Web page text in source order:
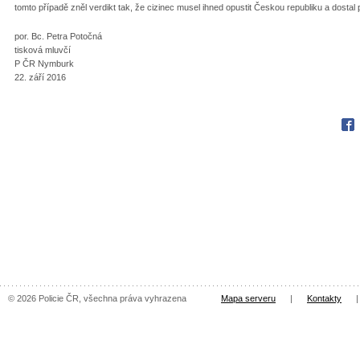
tomto případě zněl verdikt tak, že cizinec musel ihned opustit Českou republiku a
por. Bc. Petra Potočná
tisková mluvčí
P ČR Nymburk
22. září 2016
© 2026 Policie ČR, všechna práva vyhrazena Mapa serveru | Kontakty |